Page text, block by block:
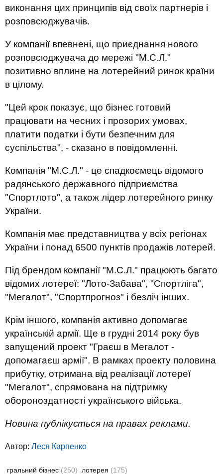
виконання цих принципів від своїх партнерів і
розповсюджувачів.
У компанії впевнені, що приєднання нового
розповсюджувача до мережі "М.С.Л."
позитивно вплине на лотерейний ринок країни
в цілому.
"Цей крок показує, що бізнес готовий
працювати на чесних і прозорих умовах,
платити податки і бути безпечним для
суспільства", - сказано в повідомленні.
Компанія "М.С.Л." - це спадкоємець відомого
радянського державного підприємства
"Спортлото", а також лідер лотерейного ринку
України.
Компанія має представництва у всіх регіонах
України і понад 6500 пунктів продажів лотерей.
Під брендом компанії "М.С.Л." працюють багато
відомих лотереї: "Лото-Забава", "Спортліга",
"Мегалот", "Спортпрогноз" і безліч інших.
Крім іншого, компанія активно допомагає
українській армії. Ще в грудні 2014 року був
запущений проект "Граєш в Мегалот -
допомагаєш армії". В рамках проекту половина
прибутку, отримана від реалізації лотереї
"Мегалот", спрямована на підтримку
обороноздатності українського війська.
Новина публікується на правах реклами.
Автор: Леся Карпенко
гральний бізнес (250) лотерея (175)